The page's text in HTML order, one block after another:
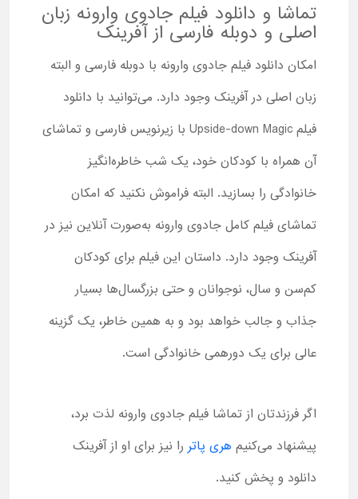
تماشا و دانلود فیلم جادوی وارونه زبان
اصلی و دوبله فارسی از آفرینک
امکان دانلود فیلم جادوی وارونه با دوبله فارسی و البته
زبان اصلی در آفرینک وجود دارد. می‌توانید با دانلود
فیلم Upside-down Magic با زیرنویس فارسی و تماشای
آن همراه با کودکان خود، یک شب خاطره‌انگیز
خانوادگی را بسازید. البته فراموش نکنید که امکان
تماشای فیلم کامل جادوی وارونه به‌صورت آنلاین نیز در
آفرینک وجود دارد. داستان این فیلم برای کودکان
کم‌سن و سال، نوجوانان و حتی بزرگسال‌ها بسیار
جذاب و جالب خواهد بود و به همین خاطر، یک گزینه
عالی برای یک دورهمی خانوادگی است.
اگر فرزندتان از تماشا فیلم جادوی وارونه لذت برد،
پیشنهاد می‌کنیم هری پاتر را نیز برای او از آفرینک
دانلود و پخش کنید.